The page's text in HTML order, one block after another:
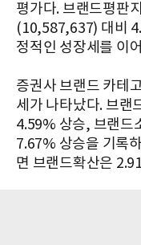
평가다. 브랜드평판
(10,587,637) 대비
정적인 성장세를 이
증권사 브랜드 카테
세가 나타났다. 브랜
4.59% 상승, 브랜드
7.67% 상승을 기록
면 브랜드확산은